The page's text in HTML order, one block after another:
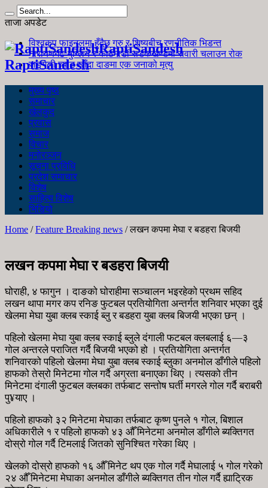
ताजा अपडेट
विश्वकप फाइनलमा हुँदैछ गुरु र शिष्यबीच रणनीतिक भिडन्त
नारायणगढ-मुग्लिन र काठमाडौं सडकखण्डमा सवारी चलाउन रोक
जङ्गली च्याउ खाँदा दाङमा एक जनाको मृत्यु
RaptiSandesh
RaptiSandesh
मुख्य पृष्ठ
समाचार
खेलकुद
प्रवास
समाज
विचार
मनोरञ्जन
सूचना प्रविधि
प्रदेश समाचार
विशेष
साहित्य विशेष
भिडियो
Home /Feature Breaking news /लखन कपमा मेघा र बडहरा बिजयी
लखन कपमा मेघा र बडहरा बिजयी
घोराही, ४ फागुन । दाङको घोराहीमा सञ्चालन भइरहेको प्रथम सहिद
लखन थापा मगर कप रनिङ फुटबल प्रतियोगिता अन्तर्गत शनिवार भएका दुई
खेलमा मेघा युबा क्लब स्काई ब्लु र बडहरा युबा क्लब बिजयी भएका छन् ।
पहिलो खेलमा मेघा युबा क्लब स्काई ब्लुले दंगाली फटबल क्लबलाई ६—३
गोल अन्तरले पराजित गर्दै बिजयी भएको हो । प्रतियोगिता अन्तर्गत
शनिवारको पहिलो खेलमा मेघा युबा क्लब स्काई ब्लुका अनमोल डाँगीले पहिलो
हाफको तेस्रो मिनेटमा गोल गर्दै अग्रता बनाएका थिए । त्यसको तीन
मिनेटमा दंगाली फुटबल क्लबका तर्फबाट सन्तोष घर्ती मगरले गोल गर्दै बराबरी
पु¥याए ।
पहिलो हाफको ३२ मिनेटमा मेघाका तर्फबाट कृष्ण पुनले १ गोल, बिशाल
अधिकारीले १ र पहिलो हाफको ४३ औँ मिनेटमा अनमोल डाँगीले ब्यक्तिगत
दोस्रो गोल गर्दै टिमलाई जितको सुनिश्चित गरेका थिए ।
खेलको दोस्रो हाफको १६ औँ मिनेट थप एक गोल गर्दै मेघालाई ५ गोल गरेको
२४ औँ मिनेटमा मेघाका अनमोल डाँगीले ब्यक्तिगत तीन गोल गर्दै ह्याट्रिक